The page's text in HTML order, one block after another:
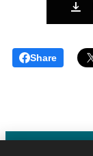
Share